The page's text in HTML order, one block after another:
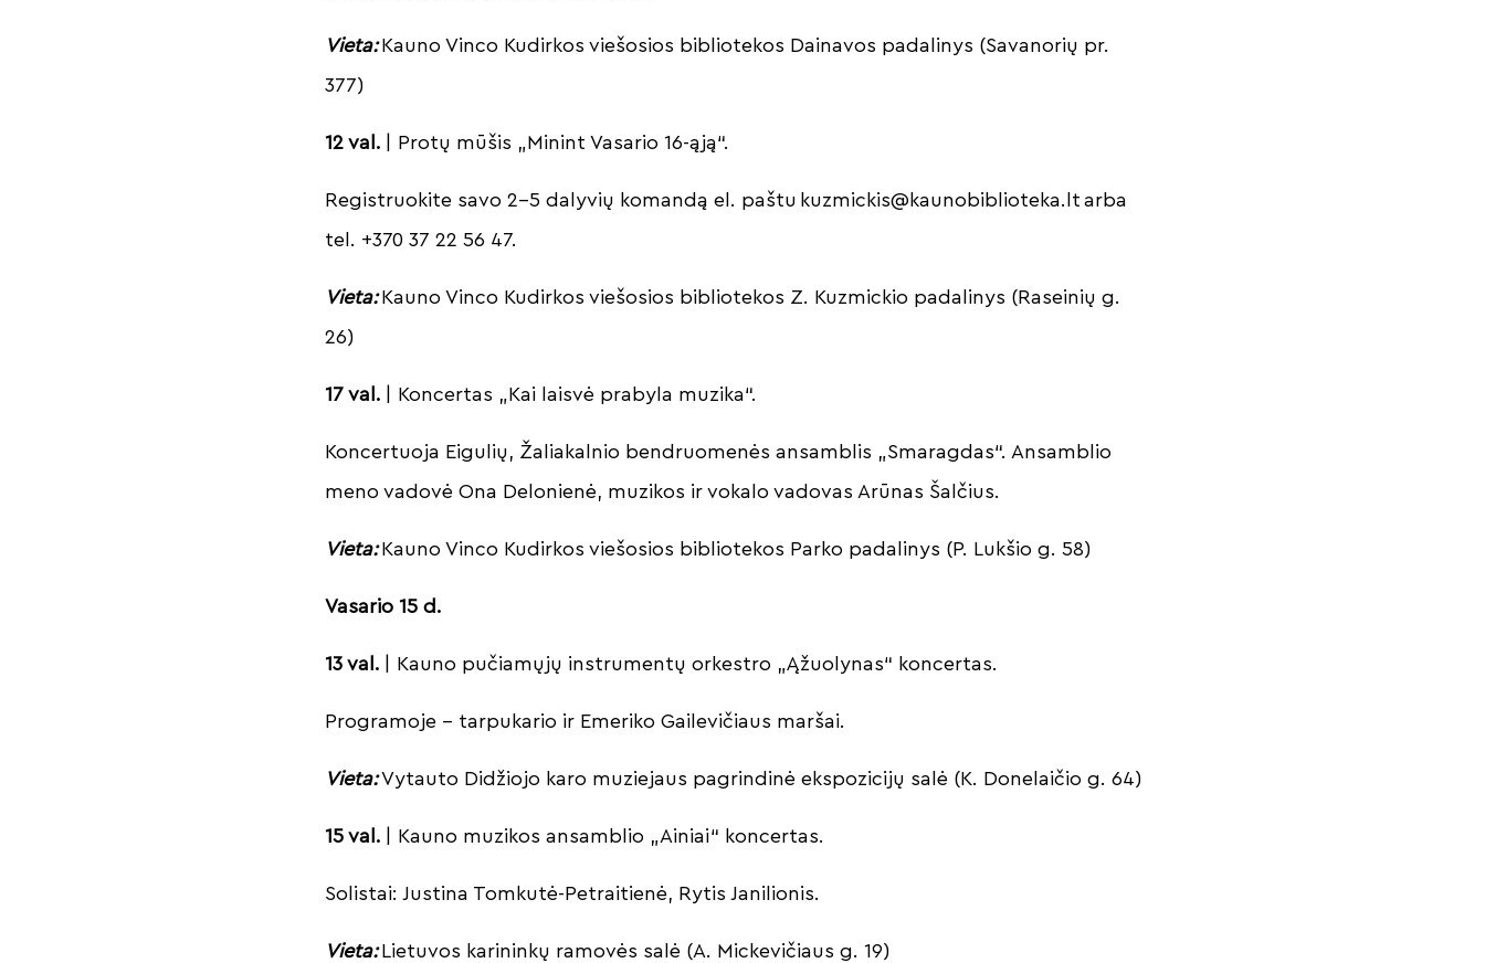
Vieta:Kauno Vinco Kudirkos viešosios bibliotekos Dainavos padalinys (Savanorių pr.
377)
12 val. | Protų mūšis „Minint Vasario 16-ąją“.
Registruokite savo 2–5 dalyvių komandą el. paštu kuzmickis@kaunobiblioteka.lt arba
tel. +370 37 22 56 47.
Vieta:Kauno Vinco Kudirkos viešosios bibliotekos Z. Kuzmickio padalinys (Raseinių g.
26)
17 val. | Koncertas „Kai laisvė prabyla muzika“.
Koncertuoja Eigulių, Žaliakalnio bendruomenės ansamblis „Smaragdas“. Ansamblio
meno vadovė Ona Delonienė, muzikos ir vokalo vadovas Arūnas Šalčius.
Vieta:Kauno Vinco Kudirkos viešosios bibliotekos Parko padalinys (P. Lukšio g. 58)
Vasario 15 d.
13 val. | Kauno pučiamųjų instrumentų orkestro „Ąžuolynas“ koncertas.
Programoje – tarpukario ir Emeriko Gailevičiaus maršai.
Vieta:Vytauto Didžiojo karo muziejaus pagrindinė ekspozicijų salė (K. Donelaičio g. 64)
15 val. | Kauno muzikos ansamblio „Ainiai“ koncertas.
Solistai: Justina Tomkutė-Petraitienė, Rytis Janilionis.
Vieta:Lietuvos karininkų ramovės salė (A. Mickevičiaus g. 19)